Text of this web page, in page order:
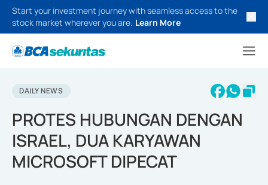
Start your investment journey with seamless access to the
stock market wherever you are. Learn More
DAILY NEWS
PROTES HUBUNGAN DENGAN
ISRAEL, DUA KARYAWAN
MICROSOFT DIPECAT